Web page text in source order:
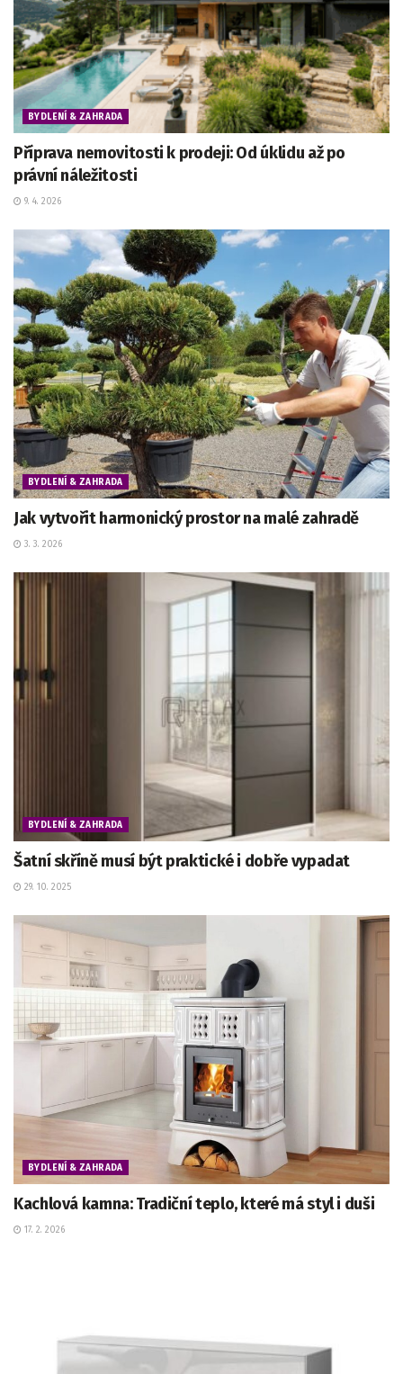
BYDLENÍ & ZAHRADA
Příprava nemovitosti k prodeji: Od úklidu až po
právní náležitosti
9. 4. 2026
BYDLENÍ & ZAHRADA
Jak vytvořit harmonický prostor na malé zahradě
3. 3. 2026
BYDLENÍ & ZAHRADA
Šatní skříně musí být praktické i dobře vypadat
29. 10. 2025
BYDLENÍ & ZAHRADA
Kachlová kamna: Tradiční teplo, které má styl i duši
17. 2. 2026